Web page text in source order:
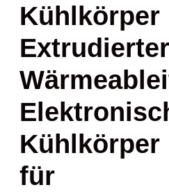
Kühlkörper
Extrudierter
Kühlkörper
für